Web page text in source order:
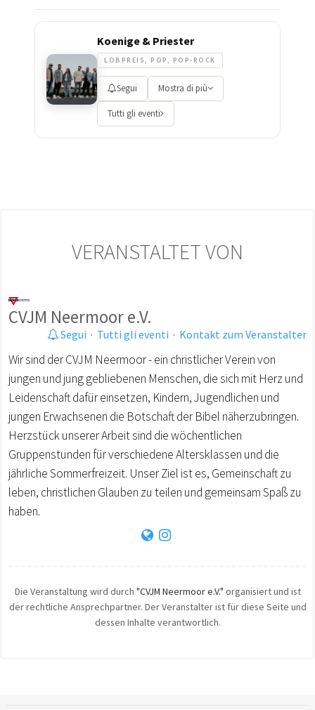
Koenige & Priester
LOBPREIS, POP, POP-ROCK
Segui Mostra di più
Tutti gli eventi
VERANSTALTET VON
CVJM Neermoor e.V.
Segui · Tutti gli eventi · Kontakt zum Veranstalter
Wir sind der CVJM Neermoor - ein christlicher Verein von
jungen und jung gebliebenen Menschen, die sich mit Herz und
Leidenschaft dafür einsetzen, Kindern, Jugendlichen und
jungen Erwachsenen die Botschaft der Bibel näherzubringen.
Herzstück unserer Arbeit sind die wöchentlichen
Gruppenstunden für verschiedene Altersklassen und die
jährliche Sommerfreizeit. Unser Ziel ist es, Gemeinschaft zu
leben, christlichen Glauben zu teilen und gemeinsam Spaß zu
haben.
Die Veranstaltung wird durch "CVJM Neermoor e.V." organisiert und ist
der rechtliche Ansprechpartner. Der Veranstalter ist für diese Seite und
dessen Inhalte verantwortlich.